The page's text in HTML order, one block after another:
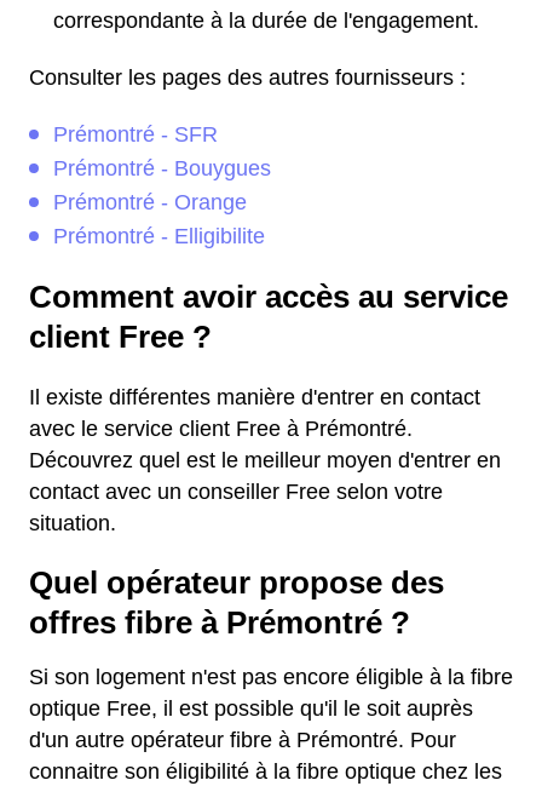
correspondante à la durée de l'engagement.
Consulter les pages des autres fournisseurs :
Prémontré - SFR
Prémontré - Bouygues
Prémontré - Orange
Prémontré - Elligibilite
Comment avoir accès au service
client Free ?
Il existe différentes manière d'entrer en contact
avec le service client Free à Prémontré.
Découvrez quel est le meilleur moyen d'entrer en
contact avec un conseiller Free selon votre
situation.
Quel opérateur propose des
offres fibre à Prémontré ?
Si son logement n'est pas encore éligible à la fibre
optique Free, il est possible qu'il le soit auprès
d'un autre opérateur fibre à Prémontré. Pour
connaitre son éligibilité à la fibre optique chez les